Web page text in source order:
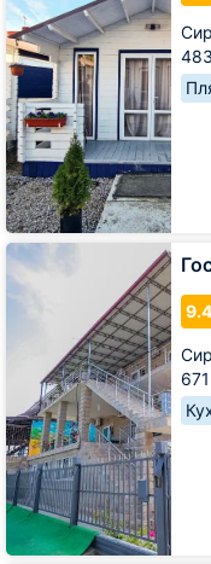
9.4
Гостевой
дом